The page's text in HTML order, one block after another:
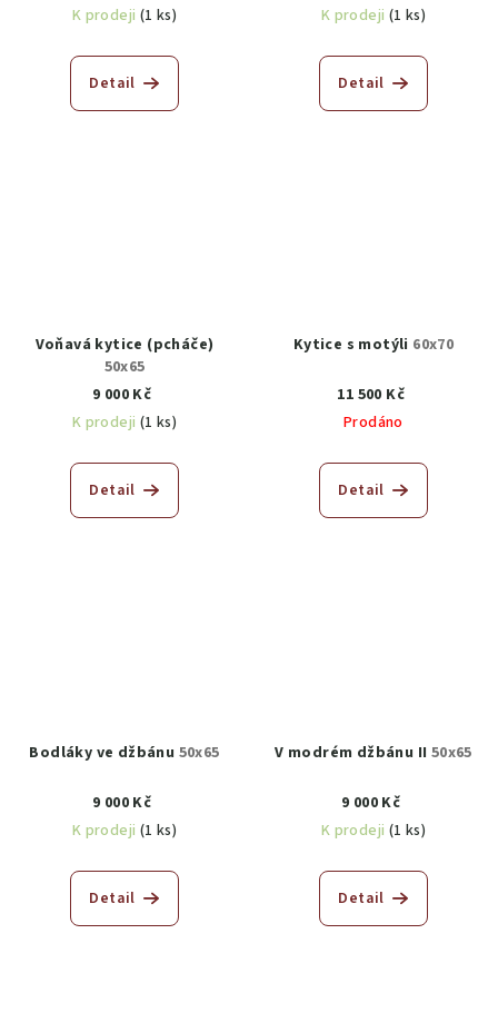
K prodeji (1 ks)
Detail
K prodeji (1 ks)
Detail
Voňavá kytice (pcháče)
50x65
9 000 Kč
K prodeji (1 ks)
Detail
Kytice s motýli 60x70
11 500 Kč
Prodáno
Detail
Bodláky ve džbánu 50x65
9 000 Kč
K prodeji (1 ks)
Detail
V modrém džbánu II 50x65
9 000 Kč
K prodeji (1 ks)
Detail